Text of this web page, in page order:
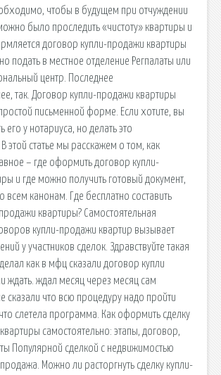
чтобы в будущем при отчуждении
было проследить «чистоту» квартиры и
договор купли-продажи квартиры
подать в местное отделение Регпалаты или
центр. Последнее
так. Договор купли-продажи квартиры
письменной форме. Если хотите, вы
его у нотариуса, но делать это
этой статье мы расскажем о том, как
– где оформить договор купли-
и где можно получить готовый документ,
всем канонам. Где бесплатно составить
квартиры? Самостоятельная
купли-продажи квартир вызывает
у участников сделок. Здравствуйте такая
как в мфц сказали договор купли
ждать. ждал месяц через месяц сам
сказали что всю процедуру надо пройти
слетела программа. Как оформить сделку
самостоятельно: этапы, договор,
Популярной сделкой с недвижимостью
Можно ли расторгнуть сделку купли-